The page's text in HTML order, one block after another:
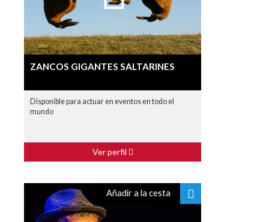
ZANCOS GIGANTES SALTARINES
Disponible para actuar en eventos en todo el
mundo
Ver perfil
Añadir a la cesta